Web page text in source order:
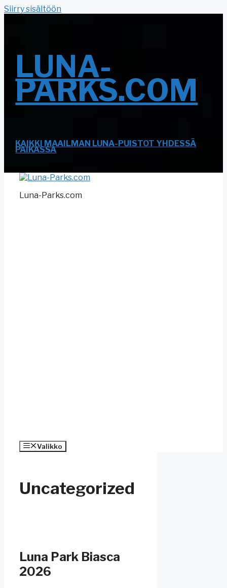
Siirry sisältöön
LUNA-
PARKS.COM
KAIKKI MAAILMAN LUNA-PUISTOT YHDESSÄ
PAIKASSA
Luna-Parks.com
Valikko
Uncategorized
Luna Park Biasca
2026